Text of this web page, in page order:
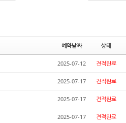
예약날짜 상태
2025-07-12 견적완료
2025-07-17 견적완료
2025-07-17 견적완료
2025-07-17 견적완료